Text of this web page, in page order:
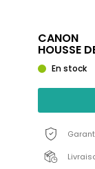
CANON
HOUSSE
En stock